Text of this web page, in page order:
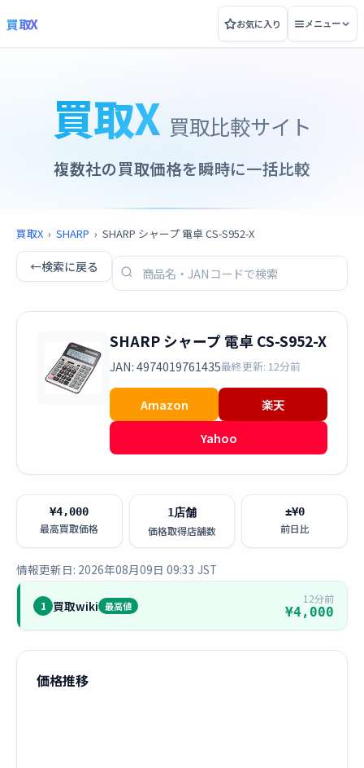
買取X お気に入り メニュー
買取X 買取比較サイト
複数社の買取価格を瞬時に一括比較
買取X › SHARP › SHARP シャープ 電卓 CS-S952-X
←検索に戻る
SHARP シャープ 電卓 CS-S952-X
JAN: 4974019761435最終更新: 12分前
Amazon
楽天
Yahoo
¥4,000
最高買取価格
1店舗
価格取得店舗数
±¥0
前日比
情報更新日: 2026年08月09日 09:33 JST
1 買取wiki 最高値
12分前
¥4,000
価格推移